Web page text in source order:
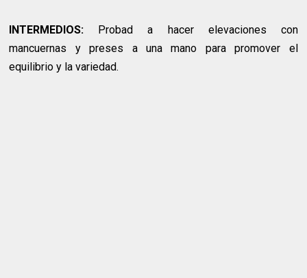
INTERMEDIOS: Probad a hacer elevaciones con
mancuernas y preses a una mano para promover el
equilibrio y la variedad.